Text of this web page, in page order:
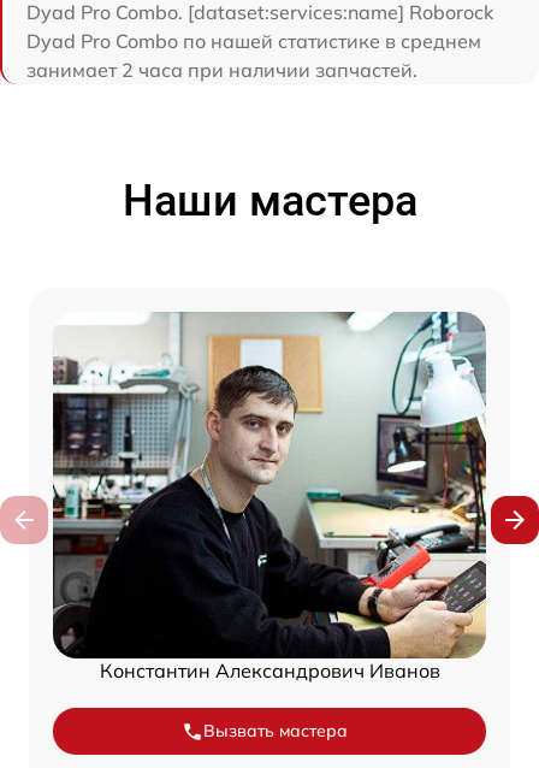
Dyad Pro Combo. [dataset:services:name] Roborock
Dyad Pro Combo по нашей статистике в среднем
занимает 2 часа при наличии запчастей.
Наши мастера
Константин Александрович Иванов
Вызвать мастера